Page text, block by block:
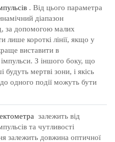
. Від цього параметра
діапазон
за допомогою малих
лише короткі лінії, якщо у
виставити в
З іншого боку, що
мертві зони, і якісь
одного події можуть бути
залежить від
та чутливості
залежить довжина оптичної